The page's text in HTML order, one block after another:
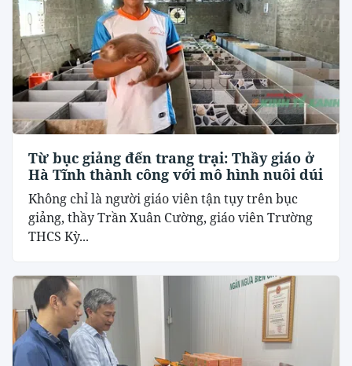
Từ bục giảng đến trang trại: Thầy giáo ở
Hà Tĩnh thành công với mô hình nuôi dúi
Không chỉ là người giáo viên tận tụy trên bục
giảng, thầy Trần Xuân Cường, giáo viên Trường
THCS Kỳ...